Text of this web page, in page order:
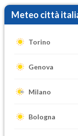
Meteo città
Torino
Genova
Milano
Bologna